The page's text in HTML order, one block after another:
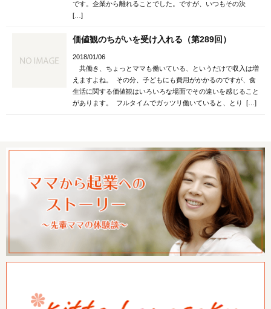
です。企業から離れることでした。ですが、いつもその決
[…]
価値観のちがいを受け入れる（第289回）
2018/01/06
共働き、ちょっとママも働いている、というだけで収入は増
えますよね。 その分、子どもにも費用がかかるのですが、食
生活に関する価値観はいろいろな場面でその違いを感じること
があります。 フルタイムでガッツリ働いていると、とり […]